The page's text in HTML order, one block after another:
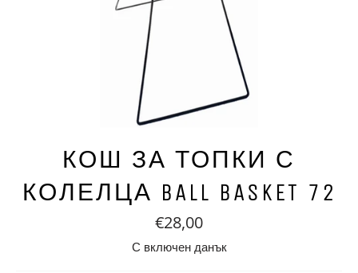
КОШ ЗА ТОПКИ С
КОЛЕЛЦА BALL BASKET 72
Редовна
цена
€28,00
С включен данък